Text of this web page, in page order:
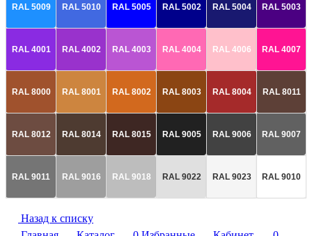
RAL 5009 RAL 5010 RAL 5005 RAL 5002 RAL 5004 RAL 5003
RAL 4001 RAL 4002 RAL 4003 RAL 4004 RAL 4006 RAL 4007
RAL 8000 RAL 8001 RAL 8002 RAL 8003 RAL 8004 RAL 8011
RAL 8012 RAL 8014 RAL 8015 RAL 9005 RAL 9006 RAL 9007
RAL 9011 RAL 9016 RAL 9018 RAL 9022 RAL 9023 RAL 9010
Назад к списку